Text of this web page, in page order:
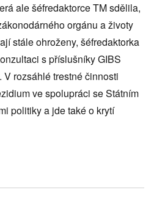
ale šéfredaktorce TM sdělila,
orgánu a životy
stále ohroženy, šéfredaktorka
s příslušníky GIBS
V rozsáhlé trestné činnosti
ve spolupráci se Státním
politiky a jde také o krytí